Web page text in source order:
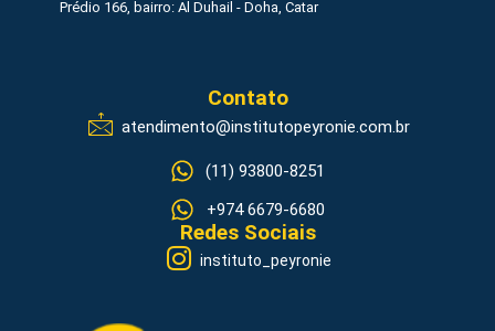
Prédio 166, bairro: Al Duhail - Doha, Catar
Contato
atendimento@institutopeyronie.com.br
(11) 93800-8251
+974 6679-6680
Redes Sociais
instituto_peyronie